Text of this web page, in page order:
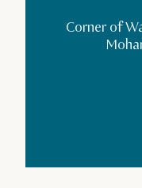
Corner of